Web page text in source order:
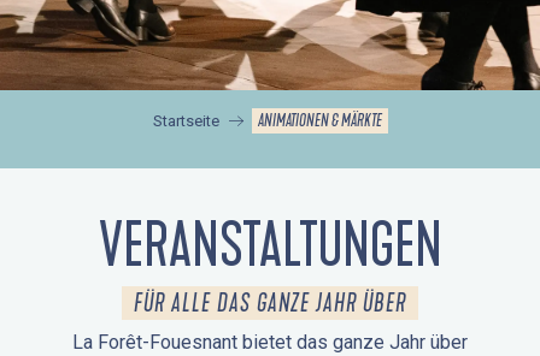
Startseite ANIMATIONEN & MÄRKTE
VERANSTALTUNGEN
FÜR ALLE DAS GANZE JAHR ÜBER
La Forêt-Fouesnant bietet das ganze Jahr über